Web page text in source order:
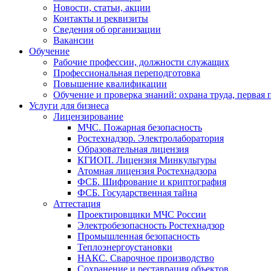
Новости, статьи, акции
Контакты и реквизиты
Сведения об организации
Вакансии
Обучение
Рабочие профессии, должности служащих
Профессиональная переподготовка
Повышение квалификации
Обучение и проверка знаний: охрана труда,
Услуги для бизнеса
Лицензирование
МЧС. Пожарная безопасность
Ростехнадзор. Электролаборатория
Образовательная лицензия
КГИОП. Лицензия Минкультуры
Атомная лицензия Ростехнадзора
ФСБ. Шифрование и криптография
ФСБ. Государственная тайна
Аттестация
Проектировщики МЧС России
Электробезопасность Ростехнадзор
Промышленная безопасность
Теплоэнергоустановки
НАКС. Сварочное производство
Сохранение и реставрация объектов